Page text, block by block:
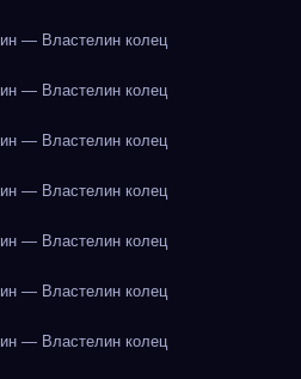
— Властелин колец
— Властелин колец
— Властелин колец
— Властелин колец
— Властелин колец
— Властелин колец
— Властелин колец